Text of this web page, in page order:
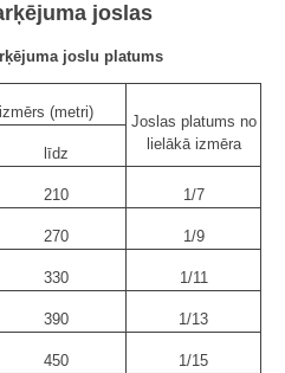
joslas
joslu platums
(metri)
Joslas platums no
lielākā izmēra
līdz
210 1/7
270 1/9
330 1/11
390 1/13
450 1/15